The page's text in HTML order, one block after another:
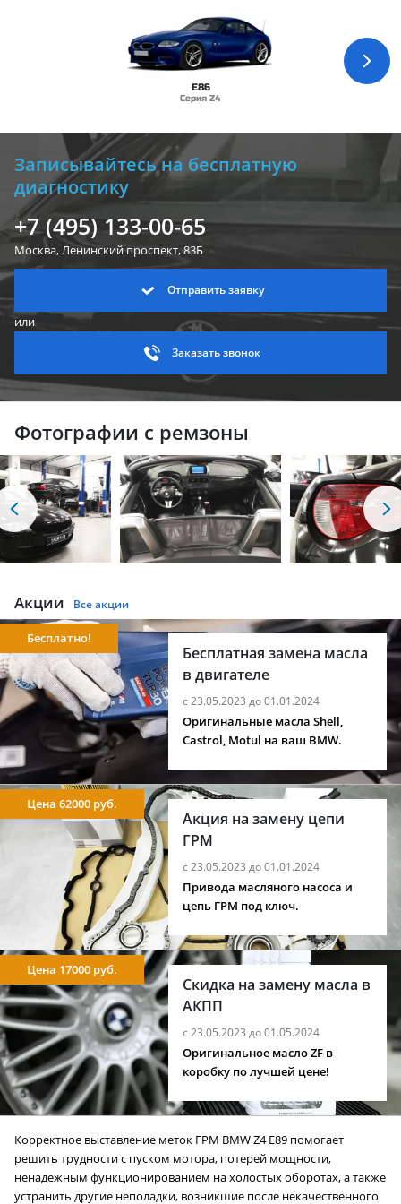
E86
Серия Z4
Записывайтесь на бесплатную
диагностику
+7 (495) 133-00-65
Москва, Ленинскийпроспект, 83Б
Отправить заявку
или
Заказать звонок
Фотографии с ремзоны
Акции Все акции
Бесплатная замена масла
в двигателе
с 23.05.2023 до 01.01.2024
Бесплатно!
Оригинальные масла Shell,
Castrol, Motul на ваш BMW.
Акция на замену цепи
ГРМ
с 23.05.2023 до 01.01.2024
Цена 62000 руб.
Привода масляного насоса и
цепь ГРМ под ключ.
Скидка на замену масла в
АКПП
с 23.05.2023 до 01.05.2024
Цена 17000 руб.
Оригинальное масло ZF в
коробку по лучшей цене!
Корректное выставление меток ГРМ BMW Z4 E89 помогает
решить трудности с пуском мотора, потерей мощности,
ненадежным функционированием на холостых оборотах, а также
устранить другие неполадки, возникшие после некачественного